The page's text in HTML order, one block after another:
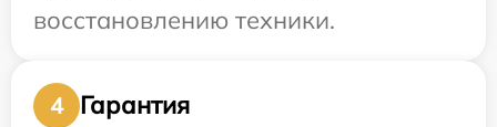
восстановлению техники.
4
Гарантия